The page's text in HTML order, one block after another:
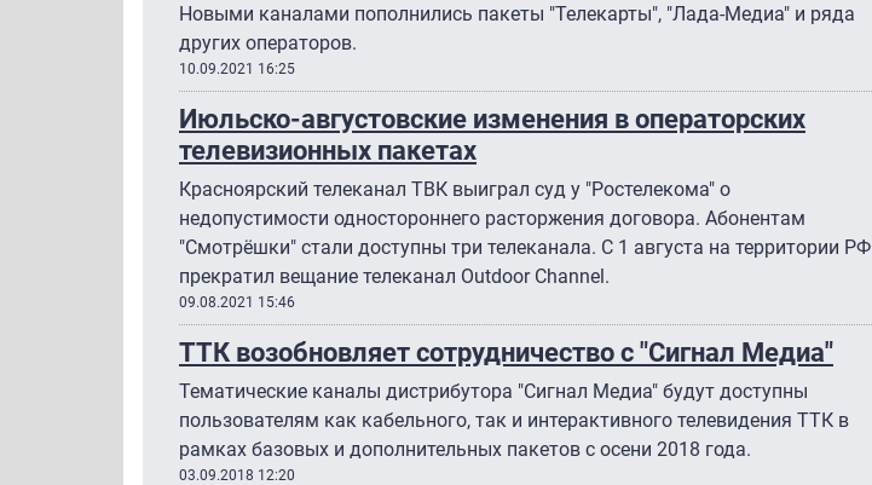
Новыми каналами пополнились пакеты "Телекарты", "Лада-Медиа" и ряда
других операторов.
10.09.2021 16:25
Июльско-августовские изменения в операторских
телевизионных пакетах
Красноярский телеканал ТВК выиграл суд у "Ростелекома" о
недопустимости одностороннего расторжения договора. Абонентам
"Смотрёшки" стали доступны три телеканала. С 1 августа на территории РФ
прекратил вещание телеканал Outdoor Channel.
09.08.2021 15:46
ТТК возобновляет сотрудничество с "Сигнал Медиа"
Тематические каналы дистрибутора "Сигнал Медиа" будут доступны
пользователям как кабельного, так и интерактивного телевидения ТТК в
рамках базовых и дополнительных пакетов с осени 2018 года.
03.09.2018 12:20